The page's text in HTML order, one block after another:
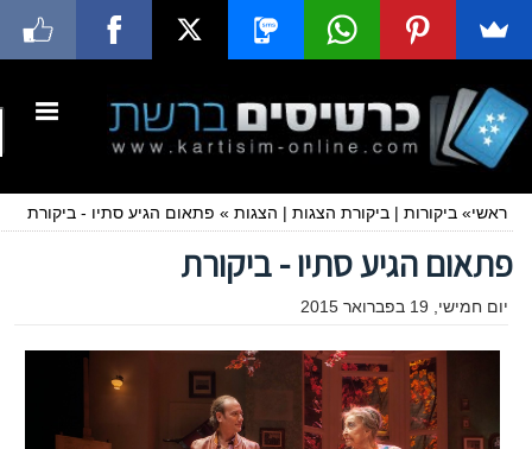
ראשי» ביקורות | ביקורת הצגות | הצגות » פתאום הגיע סתיו - ביקורת
פתאום הגיע סתיו - ביקורת
יום חמישי, 19 בפברואר 2015